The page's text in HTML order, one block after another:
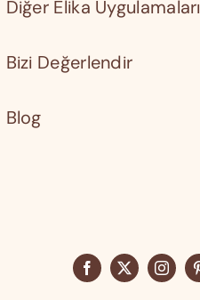
Diğer Elika Uygulamaları
Bizi Değerlendir
Blog